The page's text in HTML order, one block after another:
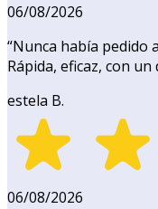
06/08/2026
“Nunca había pedido
Rápida, eficaz, con
estela B.
06/08/2026